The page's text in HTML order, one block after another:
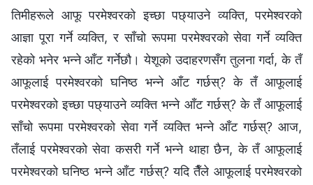
तिमीहरूले आफू परमेश्‍वरको इच्छा पछ्याउने व्यक्ति, परमेश्‍वरको
आज्ञा पूरा गर्ने व्यक्ति, र साँचो रूपमा परमेश्‍वरको सेवा गर्ने व्यक्ति
रहेको भनेर भन्ने आँट गर्नेछौ। येशूको उदाहरणसँग तुलना गर्दा, के तँ
आफूलाई परमेश्‍वरको घनिष्ठ भन्ने आँट गर्छस्? के तँ आफूलाई
परमेश्‍वरको इच्छा पछ्याउने व्यक्ति भन्ने आँट गर्छस्? के तँ आफूलाई
साँचो रूपमा परमेश्‍वरको सेवा गर्ने व्यक्ति भन्ने आँट गर्छस्? आज,
तँलाई परमेश्‍वरको सेवा कसरी गर्ने भन्‍ने थाहा छैन, के तँ आफूलाई
परमेश्‍वरको घनिष्ठ भन्ने आँट गर्छस्? यदि तैँले आफूलाई परमेश्‍वरको